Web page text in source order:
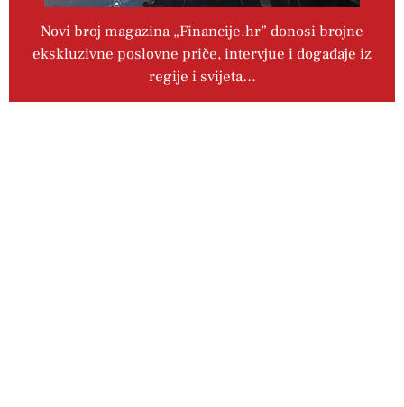
Novi broj magazina „Financije.hr” donosi brojne
ekskluzivne poslovne priče, intervjue i događaje iz
regije i svijeta…